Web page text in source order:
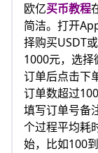
欧亿买币教程
简洁。打开
择购买USDT
1000元，选
订单后点击下
订单数超过
填写订单号备
个过程平均耗
始，比如100